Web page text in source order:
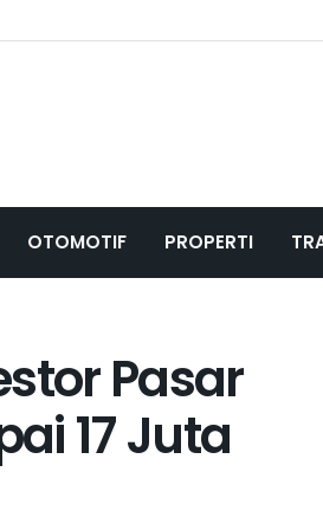
OTOMOTIF PROPERTI
Pasar
17 Juta